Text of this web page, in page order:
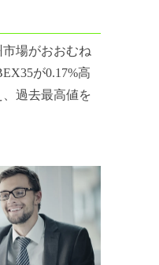
場がおおむね
が0.17%高
、過去最高値を